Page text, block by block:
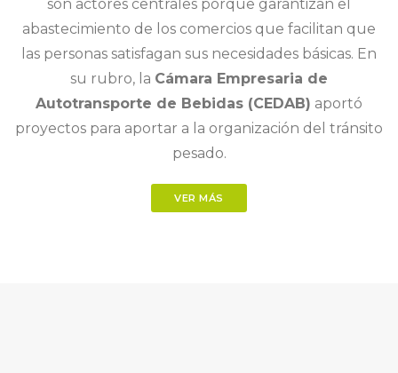
son actores centrales porque garantizan el
abastecimiento de los comercios que facilitan que
las personas satisfagan sus necesidades básicas. En
su rubro, la Cámara Empresaria de
Autotransporte de Bebidas (CEDAB) aportó
proyectos para aportar a la organización del tránsito
pesado.
VER MÁS